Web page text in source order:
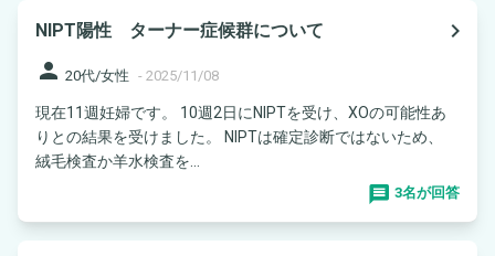
NIPT陽性 ターナー症候群について
navigate_next
person 20代/女性 - 2025/11/08
現在11週妊婦です。 10週2日にNIPTを受け、XOの可能性あ
りとの結果を受けました。 NIPTは確定診断ではないため、
絨毛検査か羊水検査を...
3名が回答